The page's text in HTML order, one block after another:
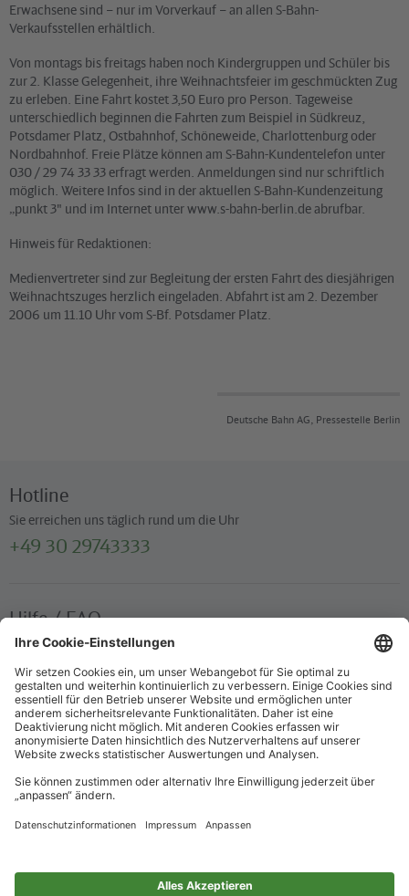
Erwachsene sind – nur im Vorverkauf – an allen S-Bahn-
Verkaufsstellen erhältlich.
Von montags bis freitags haben noch Kindergruppen und Schüler bis
zur 2. Klasse Gelegenheit, ihre Weihnachtsfeier im geschmückten Zug
zu erleben. Eine Fahrt kostet 3,50 Euro pro Person. Tageweise
unterschiedlich beginnen die Fahrten zum Beispiel in Südkreuz,
Potsdamer Platz, Ostbahnhof, Schöneweide, Charlottenburg oder
Nordbahnhof. Freie Plätze können am S-Bahn-Kundentelefon unter
030 / 29 74 33 33 erfragt werden. Anmeldungen sind nur schriftlich
möglich. Weitere Infos sind in der aktuellen S-Bahn-Kundenzeitung
„punkt 3" und im Internet unter www.s-bahn-berlin.de abrufbar.
Hinweis für Redaktionen:
Medienvertreter sind zur Begleitung der ersten Fahrt des diesjährigen
Weihnachtszuges herzlich eingeladen. Abfahrt ist am 2. Dezember
2006 um 11.10 Uhr vom S-Bf. Potsdamer Platz.
Deutsche Bahn AG, Pressestelle Berlin
Hotline
Sie erreichen uns täglich rund um die Uhr
+49 30 29743333
Hilfe / FAQ
Die wichtigsten Antworten und Hilfestellungen für unterwegs
Verkaufsstellen
Ticketverkauf und persönliche Beratung
Newsletter